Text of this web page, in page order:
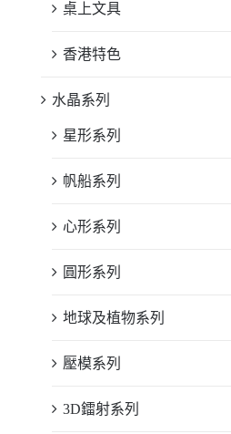
桌上文具
香港特色
水晶系列
星形系列
帆船系列
心形系列
圓形系列
地球及植物系列
壓模系列
3D鐳射系列